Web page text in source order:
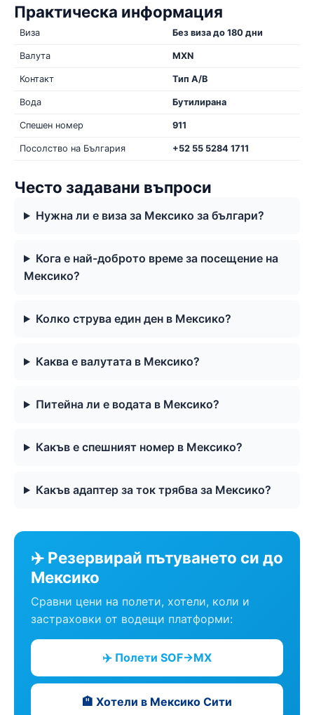
Практическа информация
Виза Без виза до 180 дни
Валута MXN
Контакт Тип A/B
Вода Бутилирана
Спешен номер 911
Посолство на България +52 55 5284 1711
Често задавани въпроси
Нужна ли е виза за Мексико за българи?
Кога е най-доброто време за посещение на
Мексико?
Колко струва един ден в Мексико?
Каква е валутата в Мексико?
Питейна ли е водата в Мексико?
Какъв е спешният номер в Мексико?
Какъв адаптер за ток трябва за Мексико?
✈️ Резервирай пътуването си до
Мексико
Сравни цени на полети, хотели, коли и
застраховки от водещи платформи:
✈️ Полети SOF→MX
🏨 Хотели в Мексико Сити